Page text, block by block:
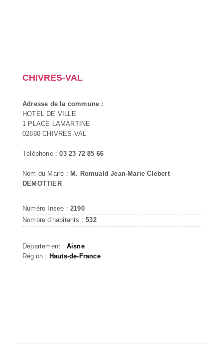
CHIVRES-VAL
Adresse de la commune :
HOTEL DE VILLE
1 PLACE LAMARTINE
02880 CHIVRES-VAL
Téléphone :03 23 72 85 66
Nom du Maire : M. Romuald Jean-Marie Clebert
DEMOTTIER
Numéro Insee : 2190
Nombre d'habitants :532
Département : Aisne
Région : Hauts-de-France